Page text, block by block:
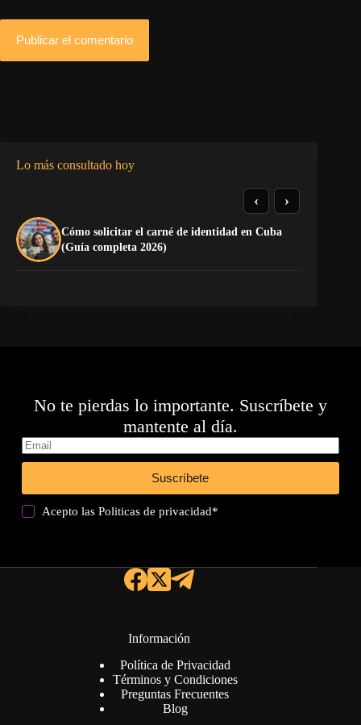
Publicar el comentario
Lo más consultado hoy
Cómo solicitar el carné de identidad en Cuba
(Guía completa 2026)
‹ ›
No te pierdas lo importante. Suscríbete y
mantente al día.
Suscríbete
Acepto lasPoliticas de privacidad*
Información
Política de Privacidad
Términos y Condiciones
Preguntas Frecuentes
Blog